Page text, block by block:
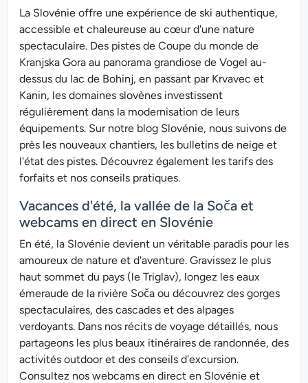
La Slovénie offre une expérience de ski authentique,
accessible et chaleureuse au cœur d'une nature
spectaculaire. Des pistes de Coupe du monde de
Kranjska Gora au panorama grandiose de Vogel au-
dessus du lac de Bohinj, en passant par Krvavec et
Kanin, les domaines slovènes investissent
régulièrement dans la modernisation de leurs
équipements. Sur notre blog Slovénie, nous suivons de
près les nouveaux chantiers, les bulletins de neige et
l'état des pistes. Découvrez également les tarifs des
forfaits et nos conseils pratiques.
Vacances d'été, la vallée de la Soča et
webcams en direct en Slovénie
En été, la Slovénie devient un véritable paradis pour les
amoureux de nature et d'aventure. Gravissez le plus
haut sommet du pays (le Triglav), longez les eaux
émeraude de la rivière Soča ou découvrez des gorges
spectaculaires, des cascades et des alpages
verdoyants. Dans nos récits de voyage détaillés, nous
partageons les plus beaux itinéraires de randonnée, des
activités outdoor et des conseils d'excursion.
Consultez nos webcams en direct en Slovénie et